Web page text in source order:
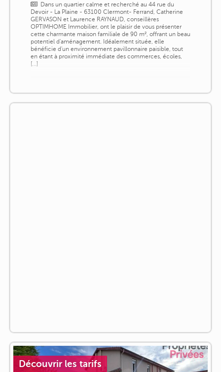
Dans un quartier calme et recherché au 44 rue du
Devoir - La Plaine - 63100 Clermont- Ferrand, Catherine
GERVASON et Laurence RAYNAUD, conseillères
OPTIMHOME Immobilier, ont le plaisir de vous présenter
cette charmante maison familiale de 90 m², offrant un beau
potentiel d'aménagement. Idéalement située, elle
bénéficie d'un environnement pavillonnaire paisible, tout
en étant à proximité immédiate des commerces, écoles,
[...]
Découvrir les tarifs